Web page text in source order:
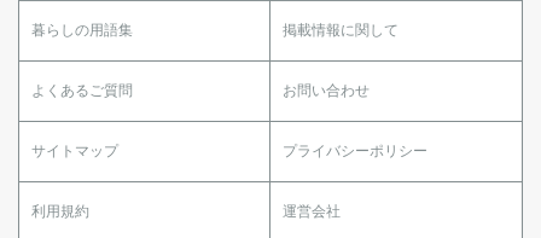
暮らしの用語集 掲載情報に関して
よくあるご質問 お問い合わせ
サイトマップ プライバシーポリシー
利用規約 運営会社